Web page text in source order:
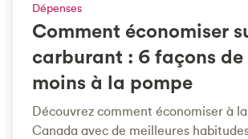
Dépenses
Comment économiser
carburant : 6 façons de
moins à la pompe
Découvrez comment économiser à
Canada avec de meilleures